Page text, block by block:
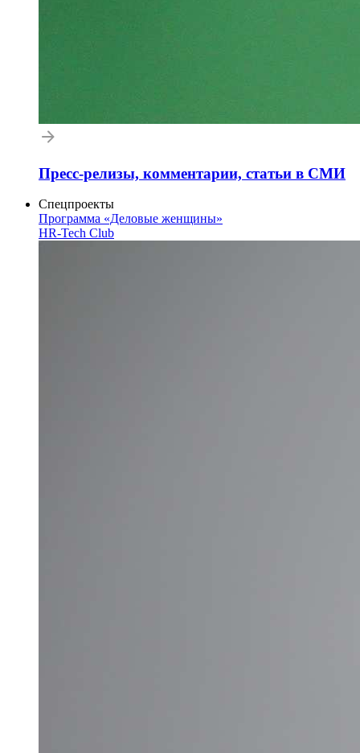
Пресс-релизы, комментарии, статьи в СМИ
Спецпроекты
Программа «Деловые женщины»
HR-Tech Club